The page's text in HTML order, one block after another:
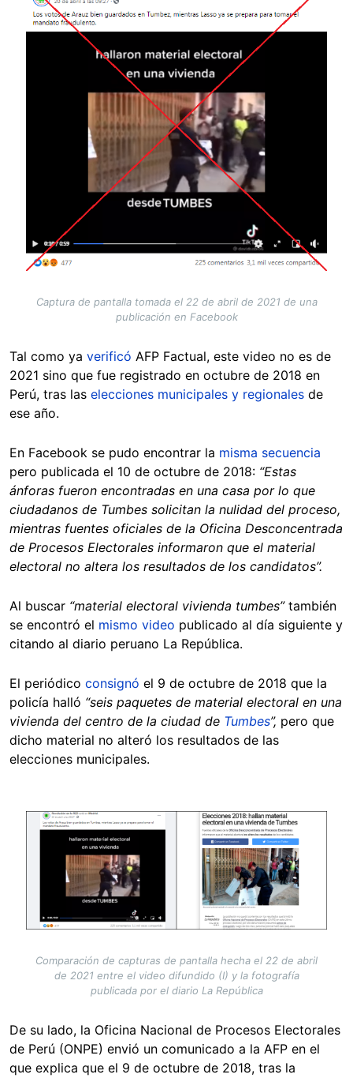
Captura de pantalla tomada el 22 de abril de 2021 de una
publicación en Facebook
Tal como ya verificó AFP Factual, este video no es de
2021 sino que fue registrado en octubre de 2018 en
Perú, tras las elecciones municipales y regionales de
ese año.
En Facebook se pudo encontrar la misma secuencia
pero publicada el 10 de octubre de 2018: “Estas
ánforas fueron encontradas en una casa por lo que
ciudadanos de Tumbes solicitan la nulidad del proceso,
mientras fuentes oficiales de la Oficina Desconcentrada
de Procesos Electorales informaron que el material
electoral no altera los resultados de los candidatos”.
Al buscar “material electoral vivienda tumbes” también
se encontró el mismo video publicado al día siguiente y
citando al diario peruano La República.
El periódico consignó el 9 de octubre de 2018 que la
policía halló “seis paquetes de material electoral en una
vivienda del centro de la ciudad de Tumbes”, pero que
dicho material no alteró los resultados de las
elecciones municipales.
Image
Comparación de capturas de pantalla hecha el 22 de abril
de 2021 entre el video difundido (I) y la fotografía
publicada por el diario La República
De su lado, la Oficina Nacional de Procesos Electorales
de Perú (ONPE) envió un comunicado a la AFP en el
que explica que el 9 de octubre de 2018, tras la